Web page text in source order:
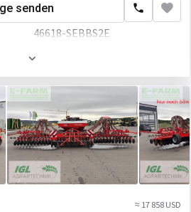
senden
46618-SEBBS2E
≈ 17 858 USD